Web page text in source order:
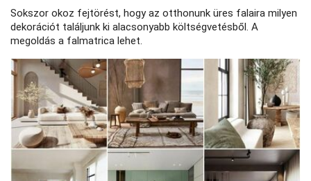
Sokszor okoz fejtörést, hogy az otthonunk üres falaira milyen
dekorációt találjunk ki alacsonyabb költségvetésből. A
megoldás a falmatrica lehet.